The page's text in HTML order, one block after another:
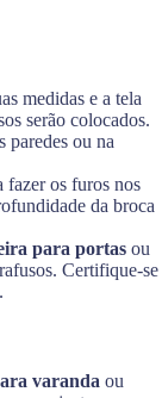
medidas e a tela
serão colocados.
paredes ou na
fazer os furos nos
da broca
para portas ou
Certifique-se
varanda ou